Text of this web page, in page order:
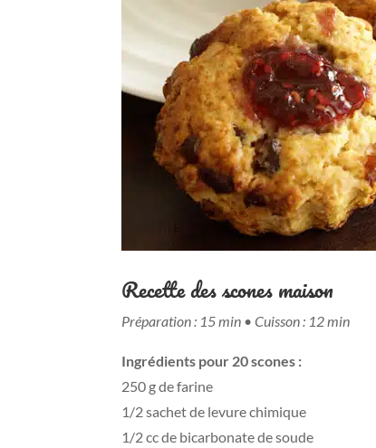
Recette des scones maison
Préparation : 15 min •Cuisson : 12 min
Ingrédients pour 20 scones :
250 g de farine
1/2 sachet de levure chimique
1/2 cc de bicarbonate de soude